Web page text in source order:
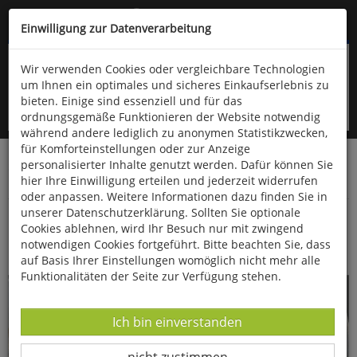
Kompletten Head der Seite überspringen
oder (06766) 9323-960
Startseite Bücher Downloads
Zeitschriften
Fossilien
Ein Museum im Museum - die
Fürstenbergische Fossiliensammlung
Einwilligung zur Datenverarbeitung
Wir verwenden Cookies oder vergleichbare Technologien
um Ihnen ein optimales und sicheres Einkaufserlebnis zu
bieten. Einige sind essenziell und für das
ordnungsgemäße Funktionieren der Website notwendig
während andere lediglich zu anonymen Statistikzwecken,
für Komforteinstellungen oder zur Anzeige
personalisierter Inhalte genutzt werden. Dafür können Sie
hier Ihre Einwilligung erteilen und jederzeit widerrufen
oder anpassen. Weitere Informationen dazu finden Sie in
unserer Datenschutzerklärung. Sollten Sie optionale
Cookies ablehnen, wird Ihr Besuch nur mit zwingend
notwendigen Cookies fortgeführt. Bitte beachten Sie, dass
auf Basis Ihrer Einstellungen womöglich nicht mehr alle
Funktionalitäten der Seite zur Verfügung stehen.
Datenverarbeitung -
Ich bin einverstanden